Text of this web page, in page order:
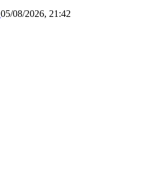
05/08/2026, 21:42